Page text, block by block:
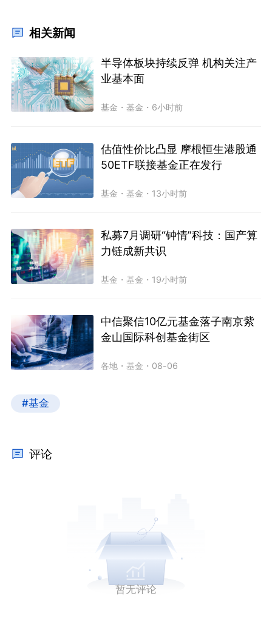
相关新闻
半导体板块持续反弹 机构关注产
业基本面
基金 ・基金 ・ 6小时前
估值性价比凸显 摩根恒生港股通
50ETF联接基金正在发行
基金 ・基金 ・ 13小时前
私募7月调研“钟情”科技：国产算
力链成新共识
基金 ・基金 ・ 19小时前
中信聚信10亿元基金落子南京紫
金山国际科创基金街区
各地 ・基金 ・ 08-06
#基金
评论
暂无评论